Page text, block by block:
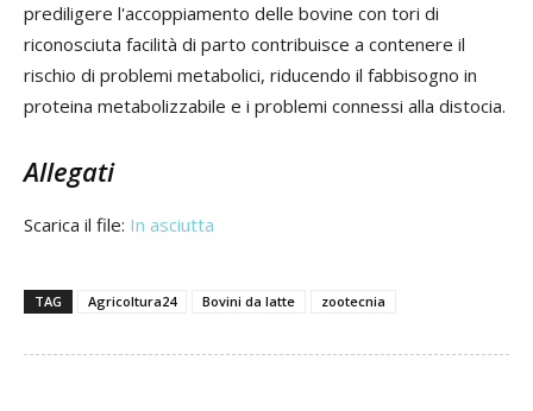
prediligere l'accoppiamento delle bovine con tori di
riconosciuta facilità di parto contribuisce a contenere il
rischio di problemi metabolici, riducendo il fabbisogno in
proteina metabolizzabile e i problemi connessi alla distocia.
Allegati
Scarica il file: In asciutta
TAG Agricoltura24 Bovini da latte zootecnia